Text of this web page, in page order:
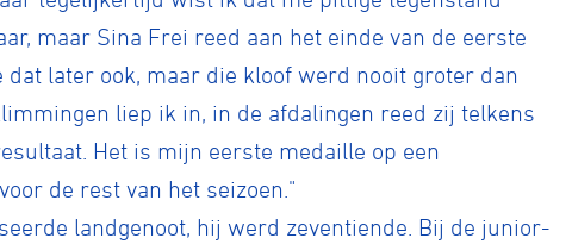
maar Sina Frei reed aan het einde van de eerste
later ook, maar die kloof werd nooit groter dan
liep ik in, in de afdalingen reed zij telkens
Het is mijn eerste medaille op een
de rest van het seizoen."
landgenoot, hij werd zeventiende. Bij de junior-